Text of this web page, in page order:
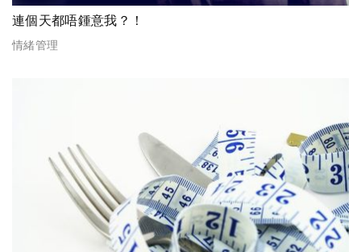
連個天都唔鍾意我？！
情緒管理